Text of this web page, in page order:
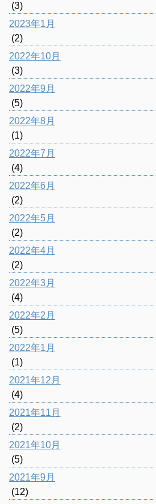
(3)
2023年1月
(2)
2022年10月
(3)
2022年9月
(5)
2022年8月
(1)
2022年7月
(4)
2022年6月
(2)
2022年5月
(2)
2022年4月
(2)
2022年3月
(4)
2022年2月
(5)
2022年1月
(1)
2021年12月
(4)
2021年11月
(2)
2021年10月
(5)
2021年9月
(12)